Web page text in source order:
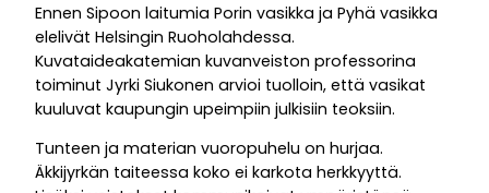
Ennen Sipoon laitumia Porin vasikka ja Pyhä vasikka
elelivät Helsingin Ruoholahdessa.
Kuvataideakatemian kuvanveiston professorina
toiminut Jyrki Siukonen arvioi tuolloin, että vasikat
kuuluvat kaupungin upeimpiin julkisiin teoksiin.
Tunteen ja materian vuoropuhelu on hurjaa.
Äkkijyrkän taiteessa koko ei karkota herkkyyttä.